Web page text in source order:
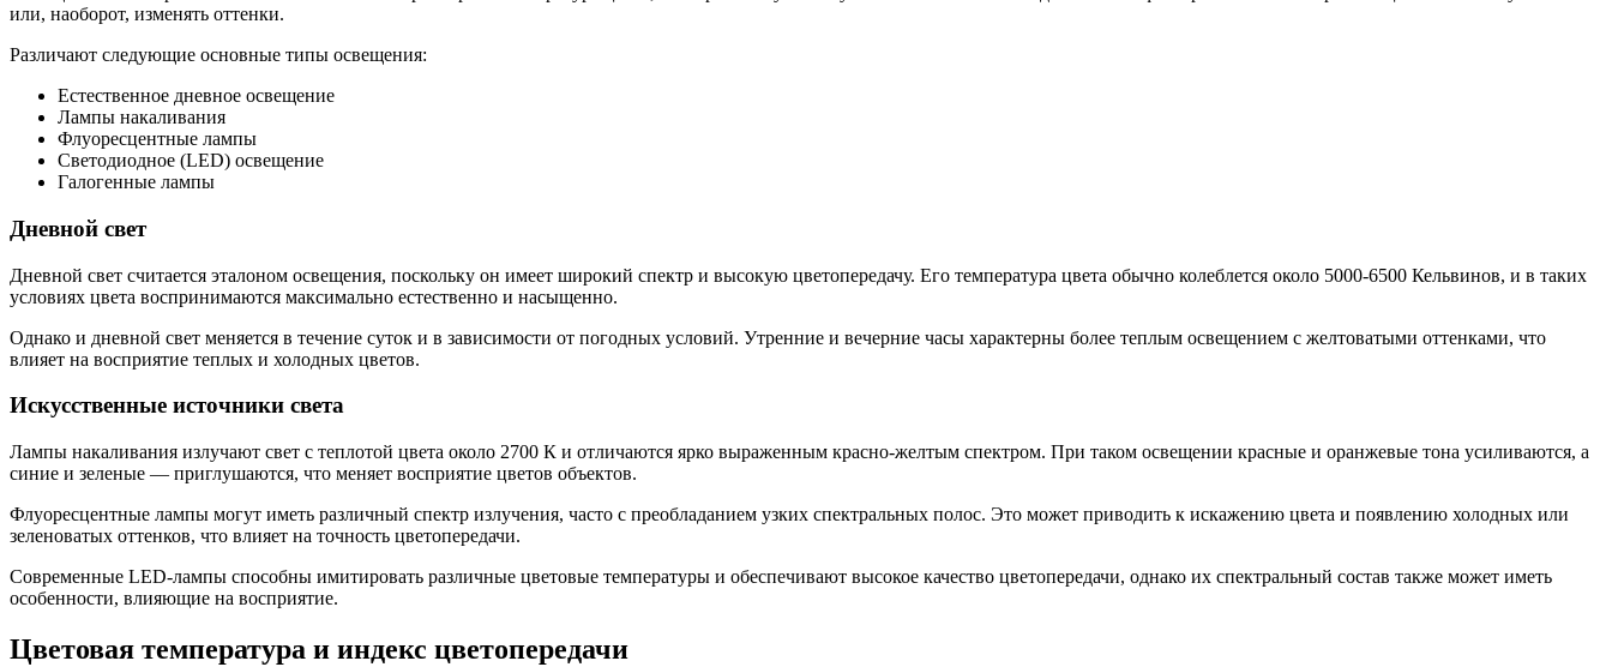
или, наоборот, изменять оттенки.
Различают следующие основные типы освещения:
Естественное дневное освещение
Лампы накаливания
Флуоресцентные лампы
Светодиодное (LED) освещение
Галогенные лампы
Дневной свет
Дневной свет считается эталоном освещения, поскольку он имеет широкий спектр и высокую цветопередачу. Его температура цвета обычно колеблется около 5000-6500 Кельвинов, и в таких
условиях цвета воспринимаются максимально естественно и насыщенно.
Однако и дневной свет меняется в течение суток и в зависимости от погодных условий. Утренние и вечерние часы характерны более теплым освещением с желтоватыми оттенками, что
влияет на восприятие теплых и холодных цветов.
Искусственные источники света
Лампы накаливания излучают свет с теплотой цвета около 2700 К и отличаются ярко выраженным красно-желтым спектром. При таком освещении красные и оранжевые тона усиливаются, а
синие и зеленые — приглушаются, что меняет восприятие цветов объектов.
Флуоресцентные лампы могут иметь различный спектр излучения, часто с преобладанием узких спектральных полос. Это может приводить к искажению цвета и появлению холодных или
зеленоватых оттенков, что влияет на точность цветопередачи.
Современные LED-лампы способны имитировать различные цветовые температуры и обеспечивают высокое качество цветопередачи, однако их спектральный состав также может иметь
особенности, влияющие на восприятие.
Цветовая температура и индекс цветопередачи